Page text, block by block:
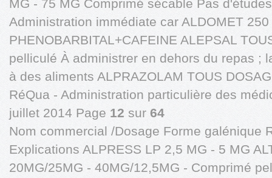
MG - 75 MG Comprimé sécable Pas
Administration immédiate car ALDOMET
PHENOBARBITAL+CAFEINE ALEPSAL
pelliculé À administrer en dehors du repas ;
à des aliments ALPRAZOLAM TOUS
RéQua - Administration particulière des
juillet 2014 Page 12 sur 64
Nom commercial /Dosage Forme galénique
Explications ALPRESS LP 2,5 MG - 5 MG
20MG/25MG - 40MG/12,5MG - Comprimé